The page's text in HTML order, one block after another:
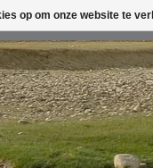
ADVIES, PERSOONLIJKE
op om onze website te